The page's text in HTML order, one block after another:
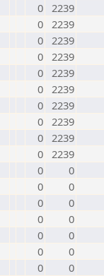
0 2239
0 2239
0 2239
0 2239
0 2239
0 2239
0 2239
0 2239
0 2239
0 2239
0
0
0
0
0
0
0
0
0
0
0
0
0
0